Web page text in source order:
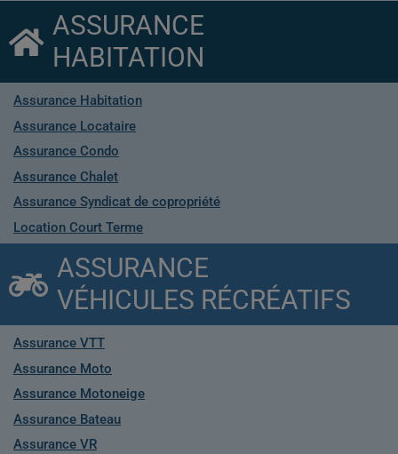
ASSURANCE
HABITATION
Assurance Habitation
Assurance Locataire
Assurance Condo
Assurance Chalet
Assurance Syndicat de copropriété
Location Court Terme
ASSURANCE
VÉHICULES RÉCRÉATIFS
Assurance VTT
Assurance Moto
Assurance Motoneige
Assurance Bateau
Assurance VR